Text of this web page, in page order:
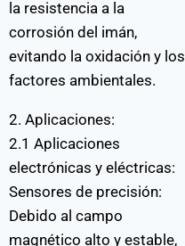
la resistencia a la
corrosión del imán,
evitando la oxidación y los
factores ambientales.
2. Aplicaciones:
2.1 Aplicaciones
electrónicas y eléctricas:
Sensores de precisión:
Debido al campo
magnético alto y estable,